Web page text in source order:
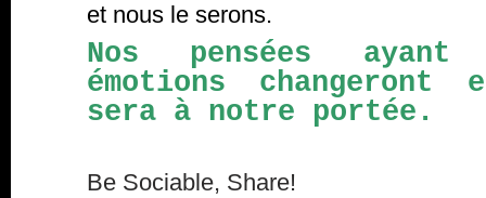
et nous le serons.
Nos pensées ayant
émotions changeront
sera à notre portée.
Be Sociable, Share!